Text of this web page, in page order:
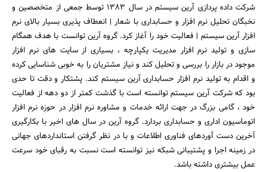
شرکت داده پردازی آرین سیستم در سال 1383 توسط جمعی از متخصصین و
نخبگان تحلیل نرم افزار و حسابداری با شعار | انعطاف پذیری بسیار بالای نرم
افزار آرین سیستم | فعالیت خود را آغاز کرد. گروه آرین توانست با هدف همگام
سازی و تولید نرم افزار مدیریت یکپارچه ، بسیاری از سایت های نرم افزار
موجود در بازار را بررسی و تحلیل کند و نیاز مشتریان را به خوبی شناسایی کرده
و اقدام به تولید نرم افزار حسابداری آرین سیستم کند. پشتکار و دقت تا حدی
بود که شرکت آرین سیستم توانسته است با گذشت کمتر از دو دهه از فعالیت
خود ، گامی بزرگ در جهت ارائه خدمات و مشاوره نرم افزار در حوزه نرم افزار
اتوماسیون اداری و حسابداری بردارد. گروه آرین در سال های اخیر با بکارگیری
آخرین دست آوردهای فناوری اطلاعات و با در نظر گرفتن استانداردهای جهانی
در زمینه اجرا و پشتیبانی شبکه نیز توانسته است نسبت به رقبای خود سرعت
عمل بیشتری داشته باشد.